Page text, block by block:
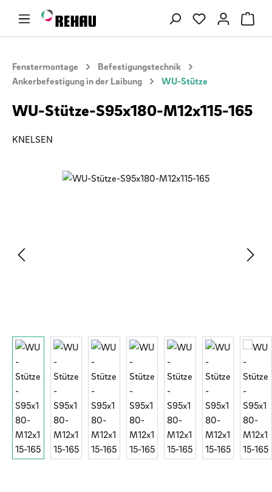
Zum Hauptinhalt springen Du hast 0
Fenstermontage
Befestigungstechnik
Ankerbefestigung in der Laibung
WU-Stütze
WU-Stütze-S95x180-M12x115-165
KNELSEN
Bildergalerie überspringen